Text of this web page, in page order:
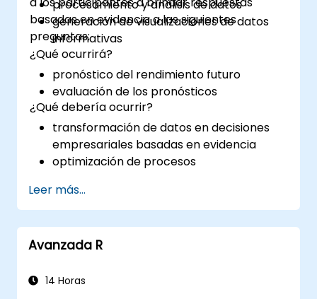
basadas en evidencia a las siguientes
preguntas:
procesamiento y análisis de datos
generación de visualizaciones de datos
informativas
¿Qué ocurrirá?
pronóstico del rendimiento futuro
evaluación de los pronósticos
¿Qué debería ocurrir?
transformación de datos en decisiones
empresariales basadas en evidencia
optimización de procesos
Leer más...
Avanzada R
14 Horas